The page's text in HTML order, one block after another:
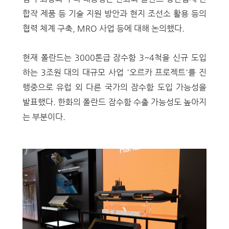
합작 제품 등 기술 지원 방안과 현지 조선소 활용 등의
협력 체계 구축, MRO 사업 등에 대해 논의했다.
현재 폴란드는 3000톤급 잠수함 3~4척을 신규 도입
하는 3조원 대의 대규모 사업 '오르카 프로젝트'를 진
행중으로 유럽 외 다른 국가의 잠수함 도입 가능성을
발표했다. 한화의 폴란드 잠수함 수출 가능성도 높아지
는 부분이다.